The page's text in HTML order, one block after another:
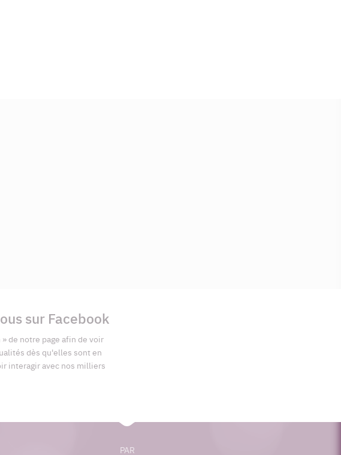
sur Facebook
» de notre page afin de voir
dès qu'elles sont en
interagir avec nos milliers
PAR